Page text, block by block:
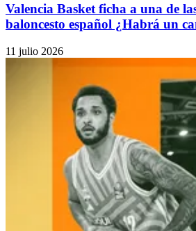
Valencia Basket ficha a una de
baloncesto español ¿Habrá un
11 julio 2026